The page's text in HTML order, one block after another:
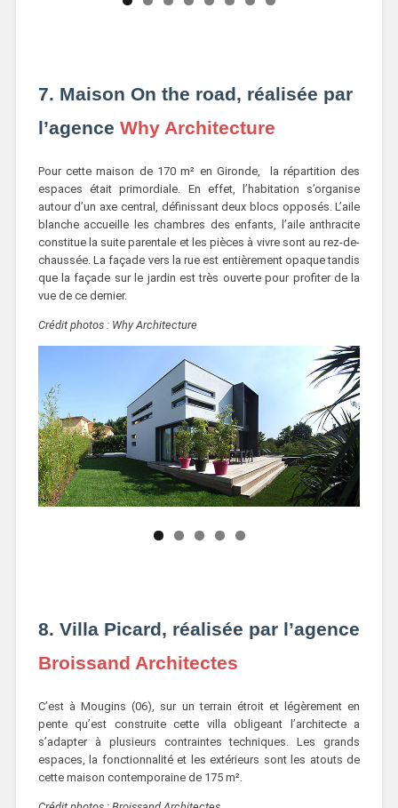
7. Maison On the road, réalisée par
l’agence Why Architecture
Pour cette maison de 170 m² en Gironde, la répartition des
espaces était primordiale. En effet, l’habitation s’organise
autour d’un axe central, définissant deux blocs opposés. L’aile
blanche accueille les chambres des enfants, l’aile anthracite
constitue la suite parentale et les pièces à vivre sont au rez-de-
chaussée. La façade vers la rue est entièrement opaque tandis
que la façade sur le jardin est très ouverte pour profiter de la
vue de ce dernier.
Crédit photos : Why Architecture
8. Villa Picard, réalisée par l’agence
Broissand Architectes
C’est à Mougins (06), sur un terrain étroit et légèrement en
pente qu’est construite cette villa obligeant l’architecte a
s’adapter à plusieurs contraintes techniques. Les grands
espaces, la fonctionnalité et les extérieurs sont les atouts de
cette maison contemporaine de 175 m².